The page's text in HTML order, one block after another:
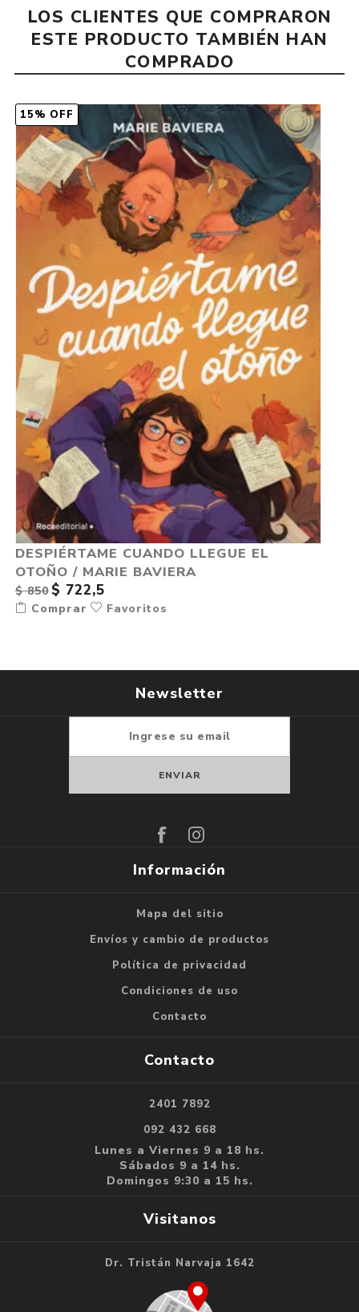
LOS CLIENTES QUE COMPRARON
ESTE PRODUCTO TAMBIÉN HAN
COMPRADO
15% OFF
DESPIÉRTAME CUANDO LLEGUE EL
OTOÑO / MARIE BAVIERA
$ 850 $ 722,5
Comprar Favoritos
Newsletter
Información
Mapa del sitio
Envíos y cambio de productos
Política de privacidad
Condiciones de uso
Contacto
Contacto
2401 7892
092 432 668
Lunes a Viernes 9 a 18 hs.
Sábados 9 a 14 hs.
Domingos 9:30 a 15 hs.
Visitanos
Dr. Tristán Narvaja 1642